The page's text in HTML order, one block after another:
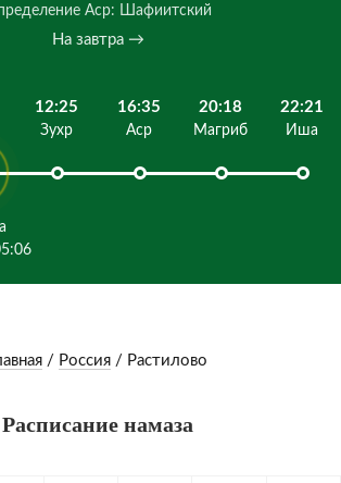
Аср: Шафиитский
На завтра →
12:25
Зухр
16:35
Аср
20:18
Магриб
22:21
Иша
/ Россия / Растилово
Расписание намаза